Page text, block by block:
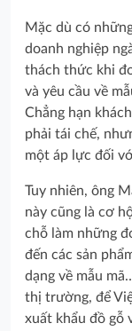
Mặc dù có
doanh nghiệp
thách thức khi
và yêu cầu về
Chẳng hạn
phải tái chế,
một áp lực đối
Tuy nhiên, ông
này cũng là cơ
chỗ làm những
đến các sản
dạng về mẫu
thị trường, để
xuất khẩu đồ gỗ